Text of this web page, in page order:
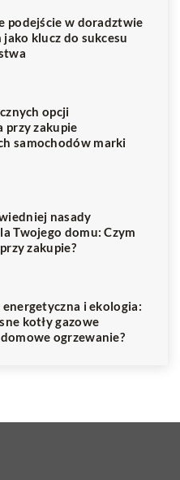
podejście w doradztwie
klucz do sukcesu
opcji
przy zakupie
samochodów marki
nasady
Twojego domu: Czym
zakupie?
i ekologia:
kotły gazowe
ogrzewanie?